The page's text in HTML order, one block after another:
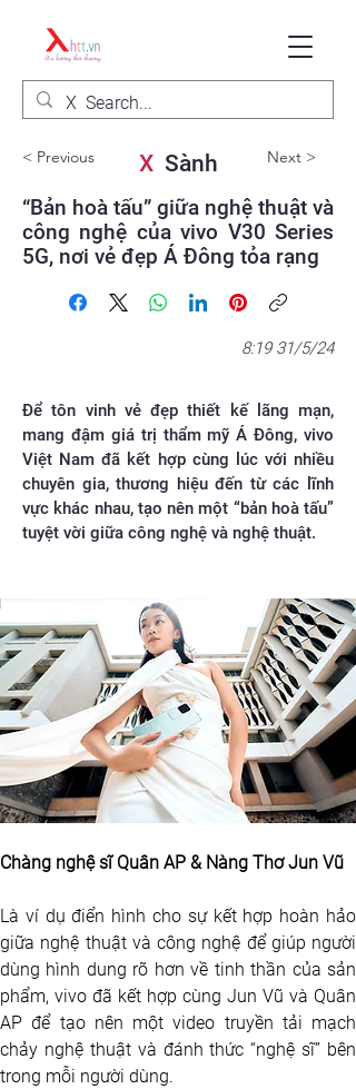
< Previous XSành Next >
“Bản hoà tấu” giữa nghệ thuật và
công nghệ của vivo V30 Series
5G, nơi vẻ đẹp Á Đông tỏa rạng
8:19 31/5/24
Để tôn vinh vẻ đẹp thiết kế lãng mạn,
mang đậm giá trị thẩm mỹ Á Đông, vivo
Việt Nam đã kết hợp cùng lúc với nhiều
chuyên gia, thương hiệu đến từ các lĩnh
vực khác nhau, tạo nên một “bản hoà tấu”
tuyệt vời giữa công nghệ và nghệ thuật.
Chàng nghệ sĩ Quân AP & Nàng Thơ Jun Vũ
Là ví dụ điển hình cho sự kết hợp hoàn hảo
giữa nghệ thuật và công nghệ để giúp người
dùng hình dung rõ hơn về tinh thần của sản
phẩm, vivo đã kết hợp cùng Jun Vũ và Quân
AP để tạo nên một video truyền tải mạch
chảy nghệ thuật và đánh thức “nghệ sĩ” bên
trong mỗi người dùng.